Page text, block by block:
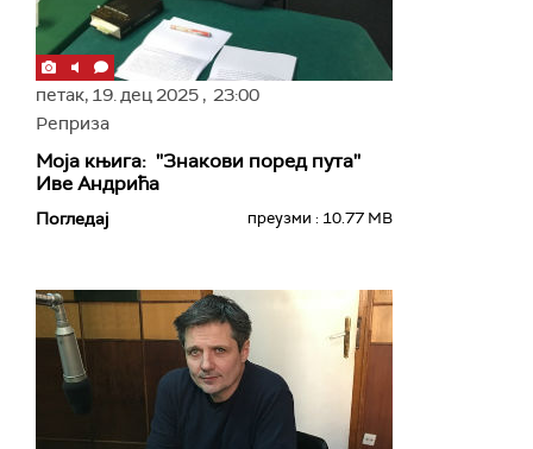
петак, 19. дец 2025 , 23:00
Реприза
Моја књига: ''Знакови поред пута''
Иве Андрића
Погледај преузми : 10.77 MB